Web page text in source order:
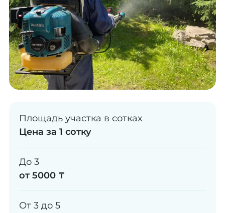
Площадь участка в сотках
Цена за 1 сотку
До 3
от 5000 ₸
От 3 до 5